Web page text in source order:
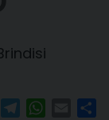
ThreadsTelegram Email